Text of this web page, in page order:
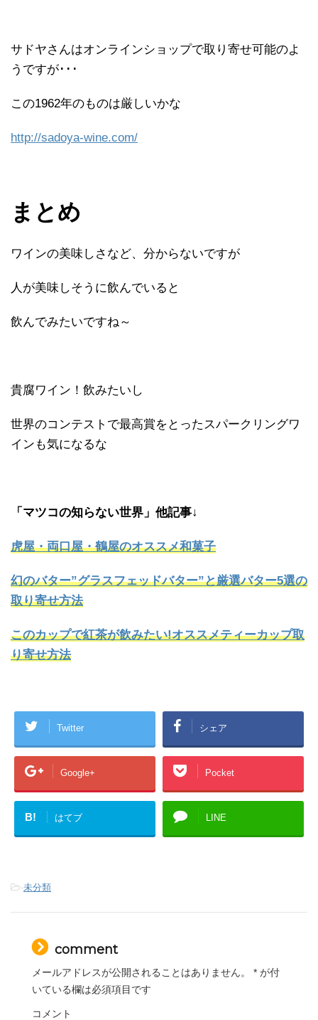
サドヤさんはオンラインショップで取り寄せ可能のよ
うですが･･･
この1962年のものは厳しいかな
http://sadoya-wine.com/
まとめ
ワインの美味しさなど、分からないですが
人が美味しそうに飲んでいると
飲んでみたいですね～
貴腐ワイン！飲みたいし
世界のコンテストで最高賞をとったスパークリングワ
インも気になるな
「マツコの知らない世界」他記事↓
虎屋・両口屋・鶴屋のオススメ和菓子
幻のバター”グラスフェッドバター”と厳選バター5選の
取り寄せ方法
このカップで紅茶が飲みたい!オススメティーカップ取
り寄せ方法
Twitter シェア
Google+ Pocket
B! はてブ LINE
-未分類
comment
メールアドレスが公開されることはありません。 * が付
いている欄は必須項目です
コメント